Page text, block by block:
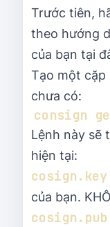
Trước tiên,
theo hướng
của bạn tại
Tạo một cặp
chưa có:
Lệnh này sẽ
hiện tại:
cosign.key
của bạn.
cosign.pub